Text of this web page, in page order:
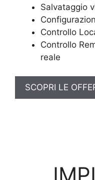
Salvataggio
Controllo
Controllo
reale
SCOPRI LE